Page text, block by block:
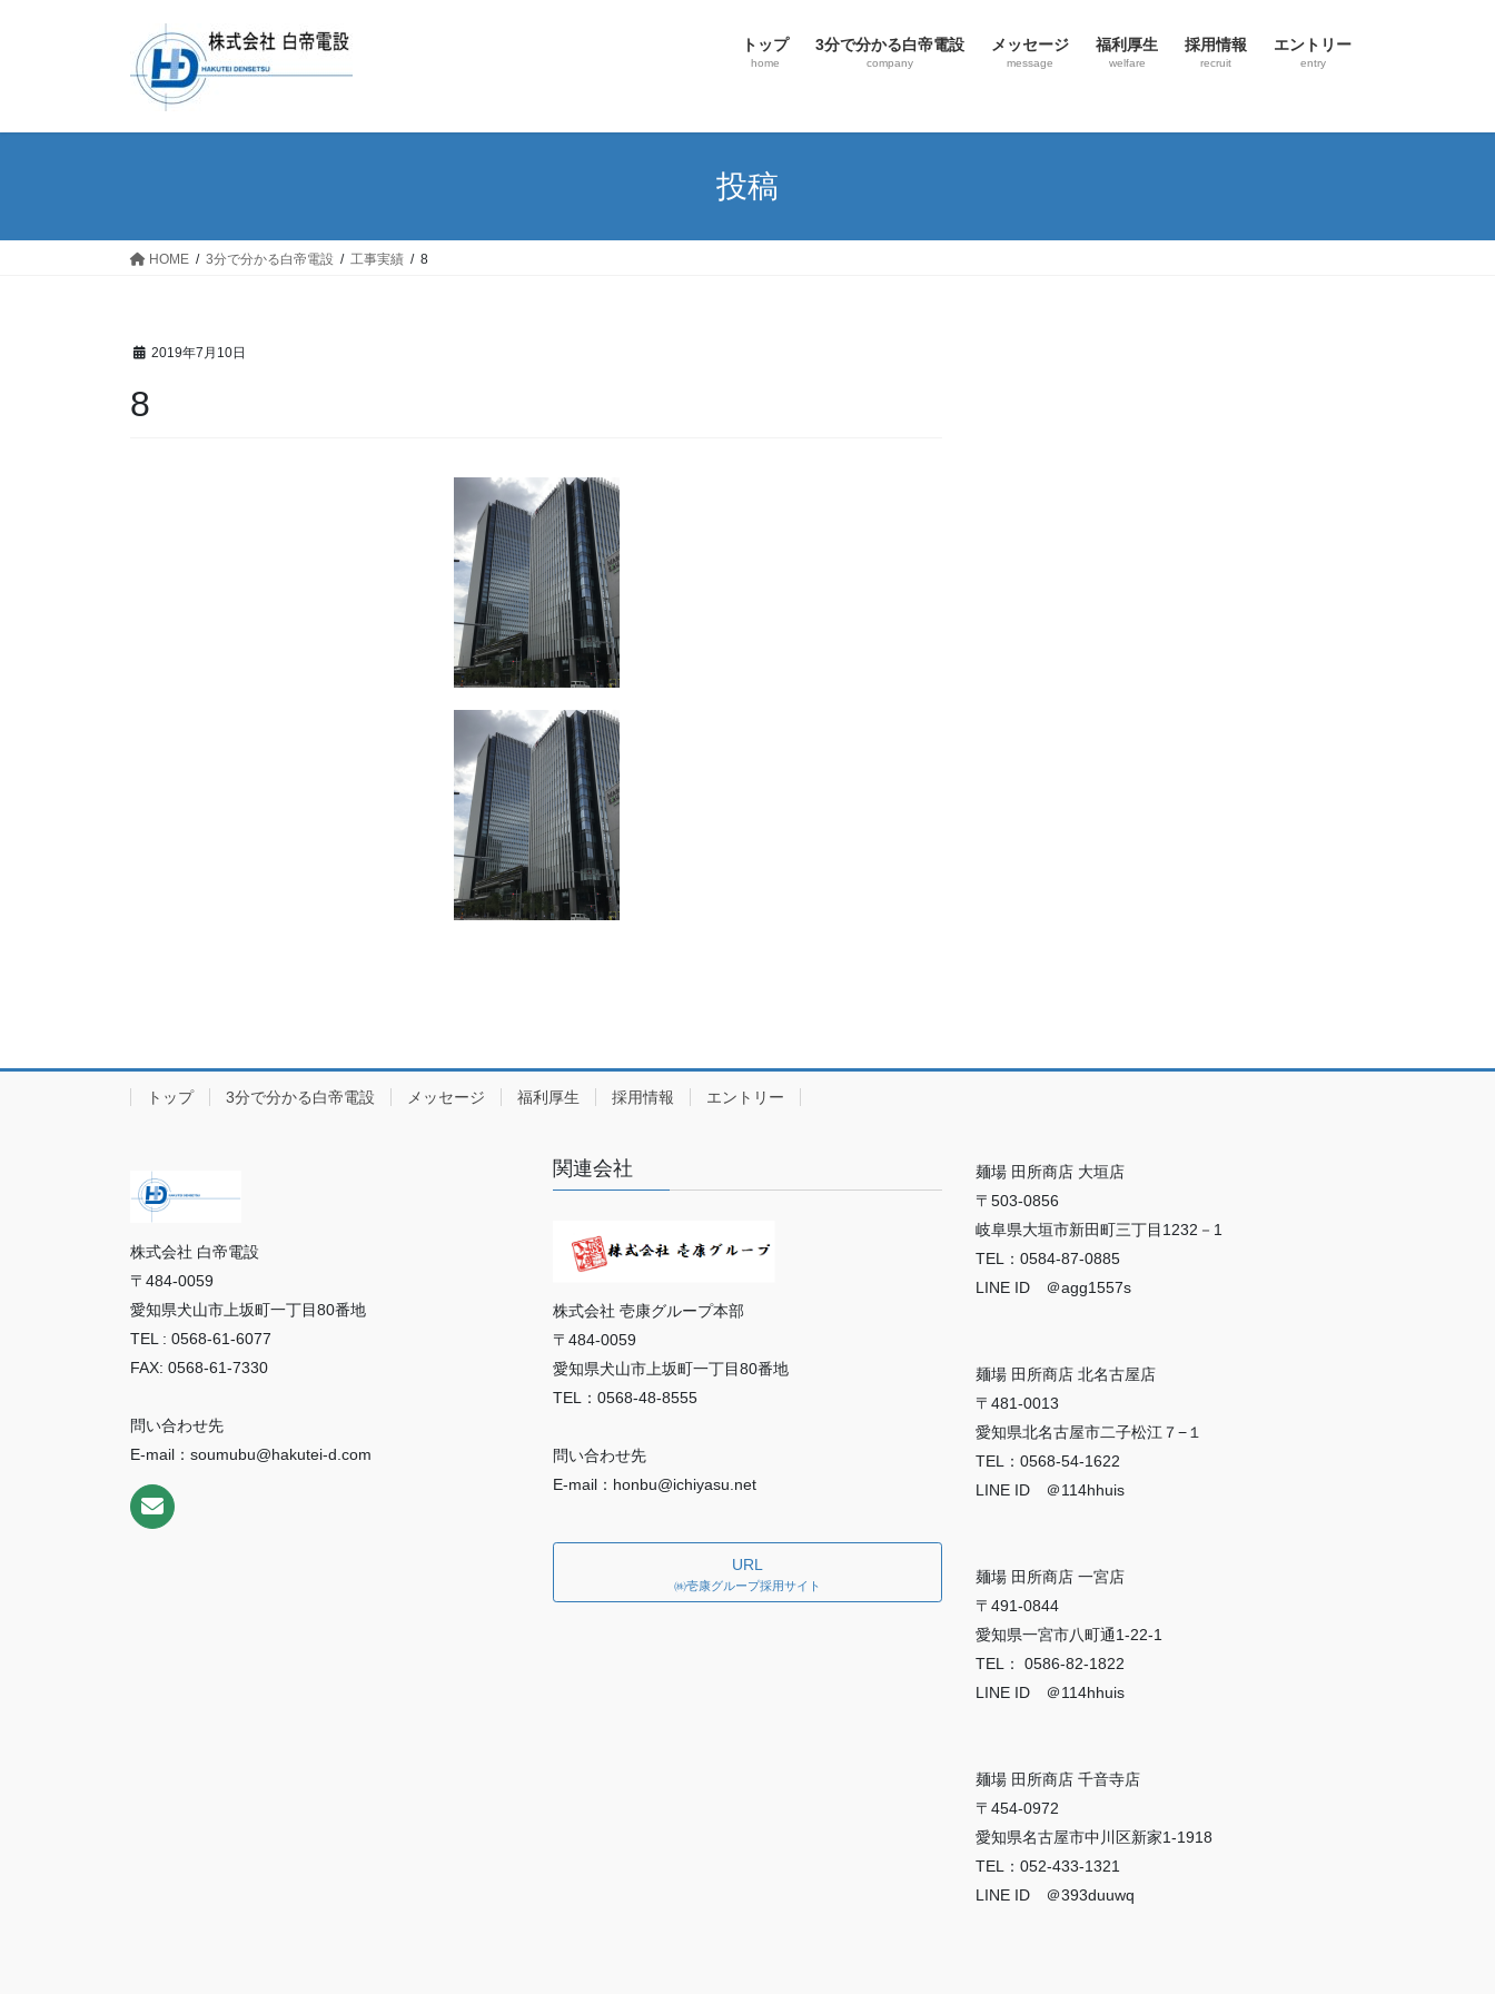
トップ
home
3分で分かる白帝電設
company
メッセージ
message
福利厚生
welfare
採用情報
recruit
エントリー
entry
投稿
HOME 3分で分かる白帝電設 工事実績 8
2019年7月10日
8
トップ 3分で分かる白帝電設 メッセージ 福利厚生 採用情報 エントリー
株式会社 白帝電設
〒484-0059
愛知県犬山市上坂町一丁目80番地
TEL : 0568-61-6077
FAX: 0568-61-7330
問い合わせ先
E-mail：soumubu@hakutei-d.com
関連会社
株式会社 壱康グループ本部
〒484-0059
愛知県犬山市上坂町一丁目80番地
TEL：0568-48-8555
問い合わせ先
E-mail：honbu@ichiyasu.net
URL
㈱壱康グループ採用サイト
麺場 田所商店 大垣店
〒503-0856
岐阜県大垣市新田町三丁目1232－1
TEL：0584-87-0885
LINE ID ＠agg1557s
麺場 田所商店 北名古屋店
〒481-0013
愛知県北名古屋市二子松江７−１
TEL：0568-54-1622
LINE ID ＠114hhuis
麺場 田所商店 一宮店
〒491-0844
愛知県一宮市八町通1-22-1
TEL： 0586-82-1822
LINE ID ＠114hhuis
麺場 田所商店 千音寺店
〒454-0972
愛知県名古屋市中川区新家1-1918
TEL：052-433-1321
LINE ID ＠393duuwq